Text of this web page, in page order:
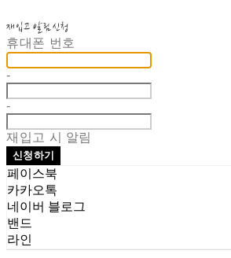
재입고 알림 신청
휴대폰 번호
-
-
재입고 시 알림
신청하기
페이스북
카카오톡
네이버 블로그
밴드
라인